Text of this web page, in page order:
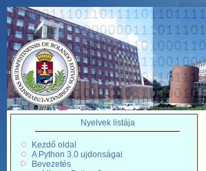
Nyelvek listája
Kezdő oldal
A Python 3.0 ujdonságai
Bevezetés